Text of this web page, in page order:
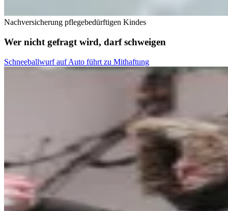
Nachversicherung pflegebedürftigen Kindes
Wer nicht gefragt wird, darf schweigen
Schneeballwurf auf Auto führt zu Mithaftung